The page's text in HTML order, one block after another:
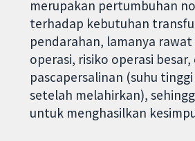
merupakan pertumbuhan
terhadap kebutuhan
pendarahan, lamanya
operasi, risiko operasi
pascapersalinan (suhu
setelah melahirkan),
untuk menghasilkan